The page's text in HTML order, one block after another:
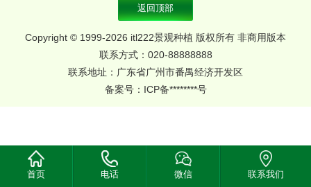
返回顶部
Copyright © 1999-2026 itl222景观种植 版权所有 非商用版本
联系方式：020-88888888
联系地址：广东省广州市番禺经济开发区
备案号： ICP备********号
首页 电话 微信 联系我们